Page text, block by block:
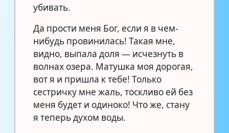
убивать.
Да прости меня Бог, если я в чем-
нибудь провинилась! Такая мне,
видно, выпала доля — исчезнуть в
волнах озера. Матушка моя дорогая,
вот я и пришла к тебе! Только
сестричку мне жаль, тоскливо ей без
меня будет и одиноко! Что же, стану
я теперь духом воды.